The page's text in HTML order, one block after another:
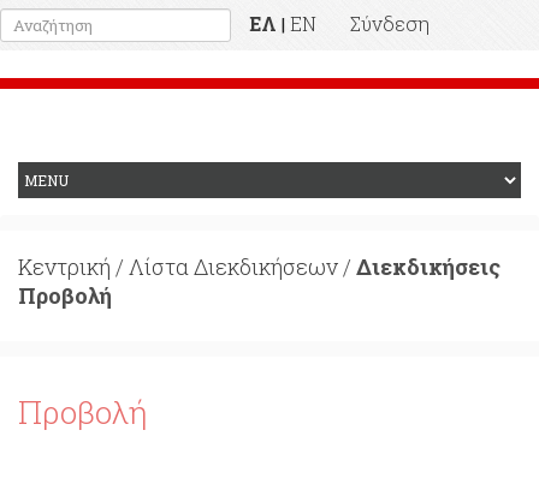
ΕΛ | EN
Σύνδεση
Κεντρική / Λίστα Διεκδικήσεων/ Διεκδικήσεις
Προβολή
Προβολή